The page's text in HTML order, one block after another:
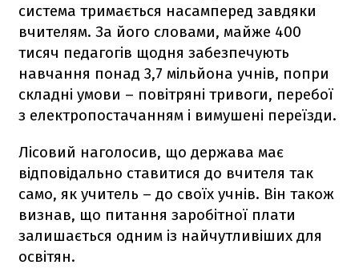
система тримається насамперед завдяки
вчителям. За його словами, майже 400
тисяч педагогів щодня забезпечують
навчання понад 3,7 мільйона учнів, попри
складні умови – повітряні тривоги, перебої
з електропостачанням і вимушені переїзди.
Лісовий наголосив, що держава має
відповідально ставитися до вчителя так
само, як учитель – до своїх учнів. Він також
визнав, що питання заробітної плати
залишається одним із найчутливіших для
освітян.